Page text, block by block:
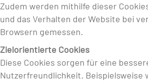
Zudem werden mithilfe dieser
und das Verhalten der Website bei
Browsern gemessen.
Zielorientierte Cookies
Diese Cookies sorgen für eine
Nutzerfreundlichkeit. Beispielsweise